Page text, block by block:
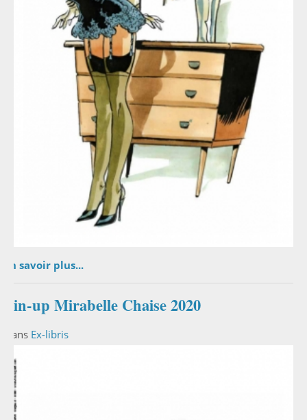
En savoir plus...
Pin-up Mirabelle Chaise 2020
Dans Ex-libris